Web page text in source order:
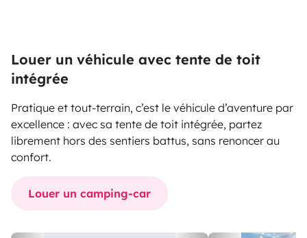
Louer un véhicule avec tente de toit
intégrée
Pratique et tout-terrain, c’est le véhicule d’aventure par
excellence : avec sa tente de toit intégrée, partez
librement hors des sentiers battus, sans renoncer au
confort.
Louer un camping-car